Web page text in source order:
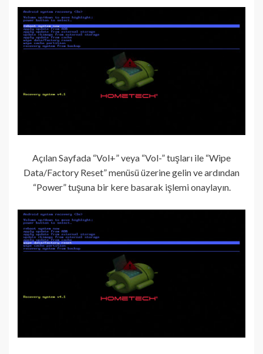
Açılan Sayfada “Vol+” veya “Vol-” tuşları ile “Wipe
Data/Factory Reset” menüsü üzerine gelin ve ardından
“Power” tuşuna bir kere basarak işlemi onaylayın.